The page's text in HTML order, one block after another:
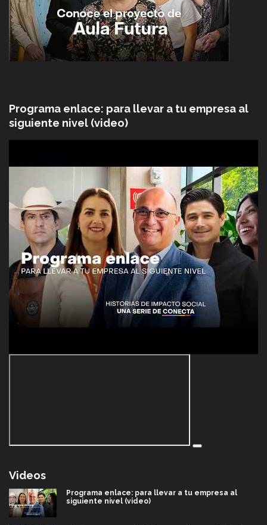
Programa enlace: para llevar a tu empresa al
siguiente nivel (video)
Videos
Programa enlace: para llevar a tu empresa al
siguiente nivel (video)